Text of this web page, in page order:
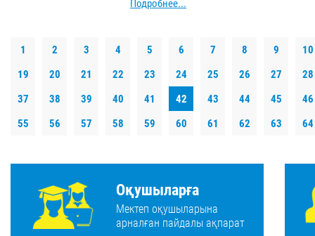
Подробнее...
1 2 3 4 5 6 7 8 9
10
19
20 21 22 23 24 25 26 27
28
37
38 39 40 41 42 43 44 45
46
55
56 57 58 59 60 61 62 63 64
Оқушыларға
Мектеп оқушыларына
арналған пайдалы ақпарат